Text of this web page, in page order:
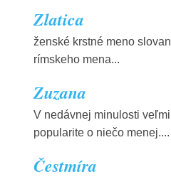
Zlatica
ženské krstné meno
rímskeho mena...
Zuzana
V nedávnej minulosti
popularite o niečo menej....
Čestmíra